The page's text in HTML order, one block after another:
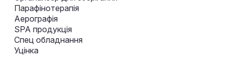
Парафінотерапія
Аерографія
SPA продукція
Спец обладнання
Уцінка